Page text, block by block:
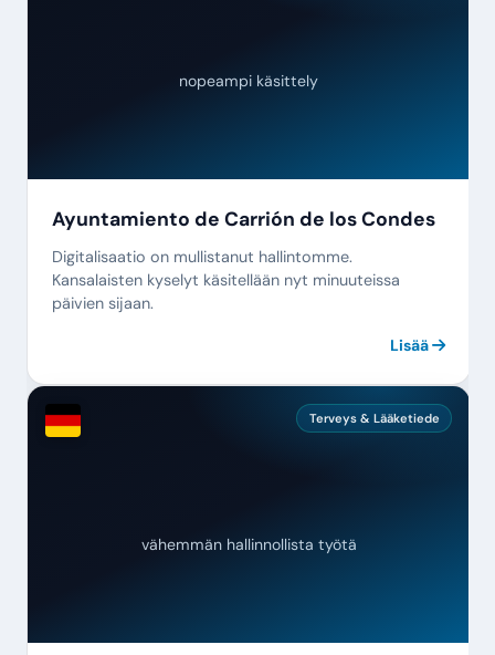
nopeampi käsittely
Ayuntamiento de Carrión de los Condes
Digitalisaatio on mullistanut hallintomme.
Kansalaisten kyselyt käsitellään nyt minuuteissa
päivien sijaan.
Lisää
Terveys & Lääketiede
vähemmän hallinnollista työtä